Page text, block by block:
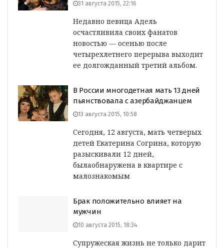
31 августа 2015, 22:16
Недавно певица Адель
осчастливила своих фанатов
новостью — осенью после
четырехлетнего перерыва выходит
ее долгожданный третий альбом.
В России многодетная мать 13 дней
пьянствовала с азербайджанцем
13 августа 2015, 10:58
Сегодня, 12 августа, мать четверых
детей Екатерина Согрина, которую
разыскивали 12 дней,
былаобнаружена в квартире с
малознакомым
Брак положительно влияет на
мужчин
10 августа 2015, 18:34
Супружеская жизнь не только дарит